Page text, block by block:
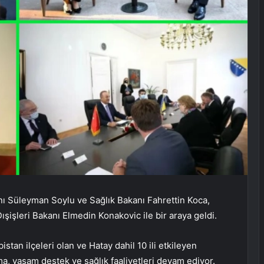
Süleyman Soylu ve Sağlık Bakanı Fahrettin Koca,
Bakanı Elmedin Konakovic ile bir araya geldi.
ilçeleri olan ve Hatay dahil 10 ili etkileyen
yaşam destek ve sağlık faaliyetleri devam ediyor.